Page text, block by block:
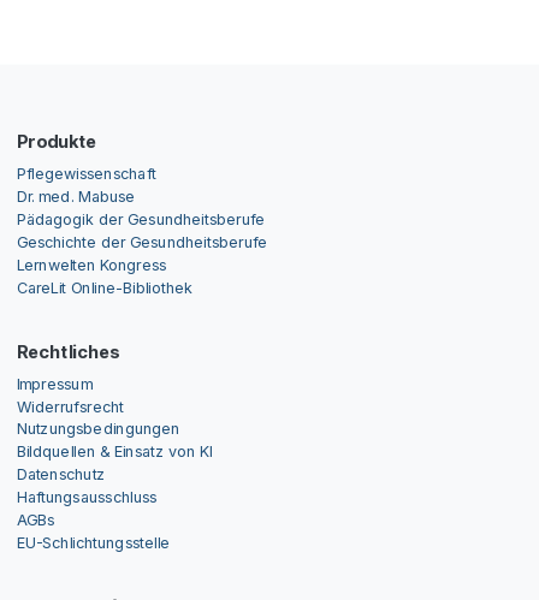
Produkte
Pflegewissenschaft
Dr. med. Mabuse
Pädagogik der Gesundheitsberufe
Geschichte der Gesundheitsberufe
Lernwelten Kongress
CareLit Online-Bibliothek
Rechtliches
Impressum
Widerrufsrecht
Nutzungsbedingungen
Bildquellen & Einsatz von KI
Datenschutz
Haftungsausschluss
AGBs
EU-Schlichtungsstelle